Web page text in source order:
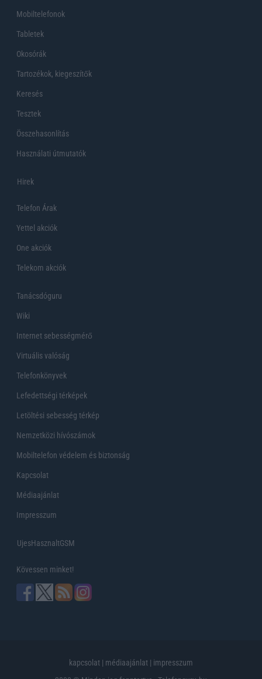
Mobiltelefonok
Tabletek
Okosórák
Tartozékok, kiegeszítők
Keresés
Tesztek
Összehasonlítás
Használati útmutatók
Hirek
Telefon Árak
Yettel akciók
One akciók
Telekom akciók
Tanácsdóguru
Wiki
Internet sebességmérő
Virtuális valóság
Telefonkönyvek
Lefedettségi térképek
Letöltési sebesség térkép
Nemzetközi hívószámok
Mobiltelefon védelem és biztonság
Kapcsolat
Médiaajánlat
Impresszum
UjesHasznaltGSM
Kövessen minket!
kapcsolat | médiaajánlat | impresszum